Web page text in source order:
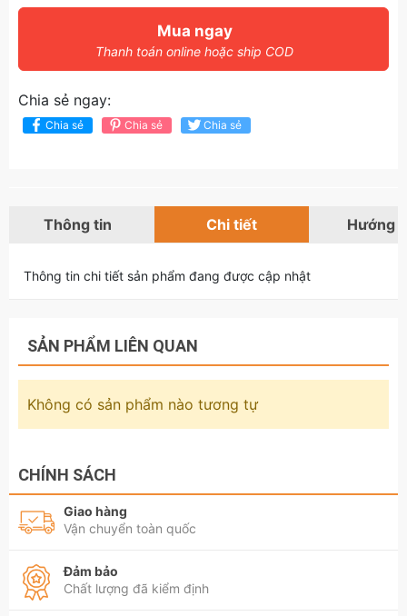
Mua ngay
Thanh toán online hoặc ship COD
Chia sẻ ngay:
Chia sẻ Chia sẻ Chia sẻ
Thông tin Chi tiết Hướng
Thông tin chi tiết sản phẩm đang được cập nhật
SẢN PHẨM LIÊN QUAN
Không có sản phẩm nào tương tự
CHÍNH SÁCH
Giao hàng
Vận chuyển toàn quốc
Đảm bảo
Chất lượng đã kiểm định